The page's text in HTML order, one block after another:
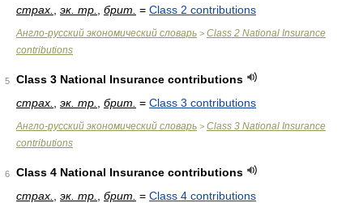
страх.
эк. тр. брит. = Class 2 contributions
Англо-русский экономический словарь > Class 2 National Insurance
contributions
5
Class 3 National Insurance contributions
страх.
эк. тр. брит. = Class 3 contributions
Англо-русский экономический словарь > Class 3 National Insurance
contributions
6
Class 4 National Insurance contributions
страх.
эк. тр. брит. = Class 4 contributions